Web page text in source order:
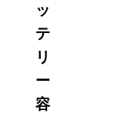
ッ
テ
リ
ー
容